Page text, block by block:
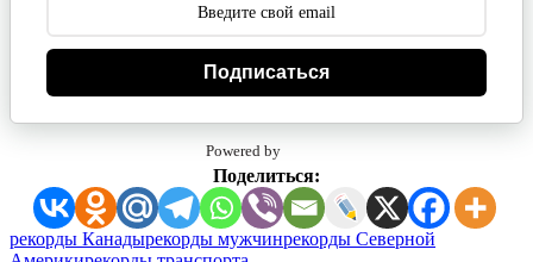
Подписаться
Powered by
Поделиться:
Метки:
рекорды Канадырекорды мужчинрекорды Северной